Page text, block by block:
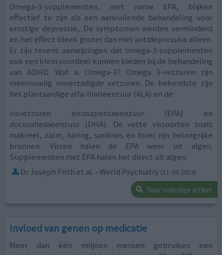
Omega-3-supplementen, met name EPA, blijken
effectief te zijn als een aanvullende behandeling voor
ernstige depressie,. De symptomen werden verminderd
en het effect bleek groter dan met antidepressiva alleen.
Er zijn tevens aanwijzingen dat omega-3-supplementen
ook een klein voordeel kunnen bieden bij de behandeling
van ADHD. Wat is Omega-3? Omega 3-vetzuren zijn
meervoudig onverzadigde vetzuren. De bekendste zijn
het plantaardige alfa-linoleenzuur (ALA) en de
visvetzuren eicosapentaeenzuur (EPA) en
docosahexaeenzuur (DHA). De vette vissoorten zoals
makreel, zalm, haring, sardines en forel zijn belangrijke
bronnen. Vissen halen de EPA weer uit algen.
Supplementen met EPA halen het direct uit algen.
Dr Joseph Firth et al. - World Psychiatry (11-09-2019)
Naar volledige artikel
Invloed van genen op medicatie
Meer dan één miljoen mensen gebruiken een